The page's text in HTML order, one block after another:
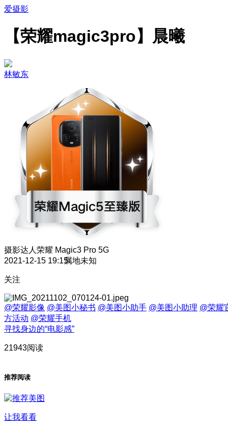
爱摄影
【荣耀magic3pro】晨曦
林敏东
摄影达人 荣耀 Magic3 Pro 5G
2021-12-15 19:15属地未知
关注
@荣耀影像 @美图小秘书 @美图小助手 @美图小助理 @荣耀
方活动 @荣耀手机
寻找身边的“电影感”
21943阅读
推荐阅读
让我看看